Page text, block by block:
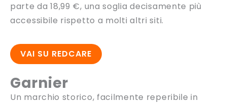
parte da 18,99 €, una soglia decisamente più
accessibile rispetto a molti altri siti.
VAI SU REDCARE
Garnier
Un marchio storico, facilmente reperibile in